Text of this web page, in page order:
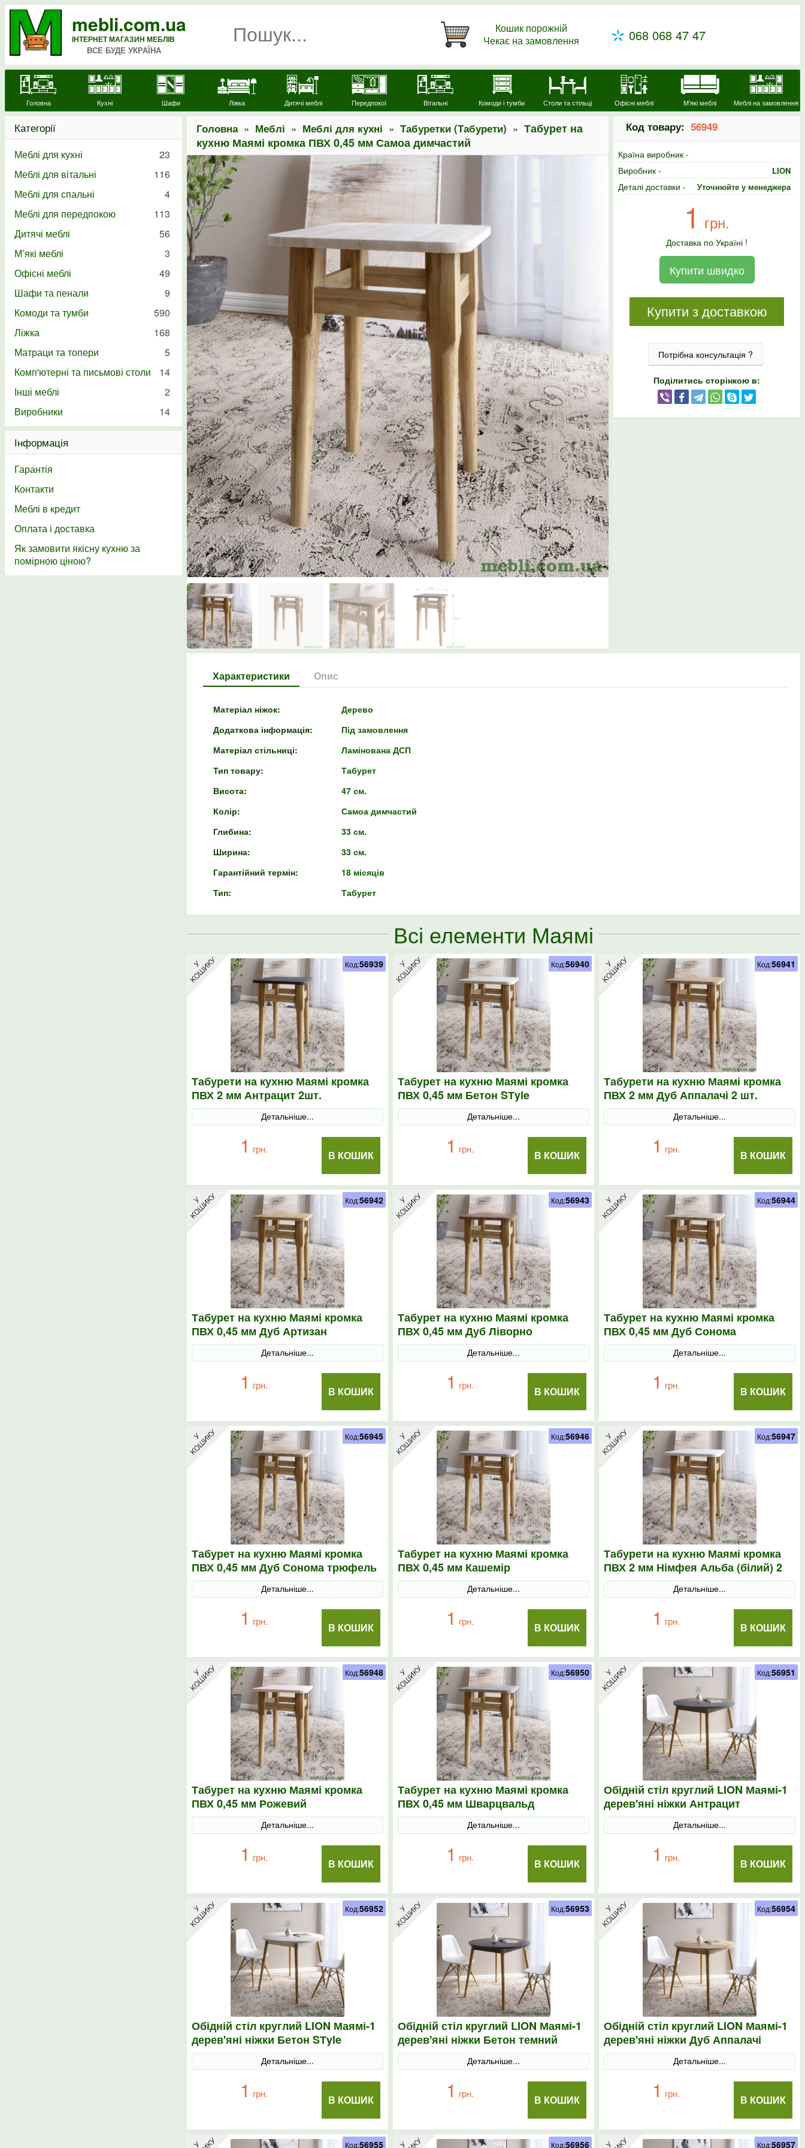
Кошик порожній
Чекає на замовлення
068 068 47 47
mebli.com.ua
ІНТЕРНЕТ МАГАЗИН МЕБЛІВ
ВСЕ БУДЕ УКРАЇНА
Головна Кухні Шафи Ліжка Дитячі меблі Передпокої Вітальні Комоди і тумби Столи та стільці Офісні меблі М'які меблі Меблі на замовлення
Головна» Меблі » Меблі для кухні » Табуретки (Табурети) » Табурет на
кухню Маямі кромка ПВХ 0,45 мм Самоа димчастий
Код товару: 56949
Країна виробник -
Виробник -
LION
Деталі доставки - Уточнюйте у менеджера
1 грн.
Доставка по Україні !
Купити швидко
Купити з доставкою
Потрібна консультація ?
Поділитись сторінкою в:
Характеристики Опис
Матеріал ніжок:
Дерево
Додаткова інформація:
Під замовлення
Матеріал стільниці:
Ламінована ДСП
Тип товару:
Табурет
Висота:
47 см.
Колір:
Самоа димчастий
Глибина:
33 см.
Ширина:
33 см.
Гарантійний термін:
18 місяців
Тип:
Табурет
Всі елементи Маямі
Табурети на кухню Маямі кромка
ПВХ 2 мм Антрацит 2шт.
Детальніше...
В КОШИК
1 грн.
Код:56939
Табурет на кухню Маямі кромка
ПВХ 0,45 мм Бетон SТyle
Детальніше...
В КОШИК
1 грн.
Код:56940
Табурети на кухню Маямі кромка
ПВХ 2 мм Дуб Аппалачі 2 шт.
Детальніше...
В КОШИК
1 грн.
Код:56941
Табурет на кухню Маямі кромка
ПВХ 0,45 мм Дуб Артизан
Детальніше...
В КОШИК
1 грн.
Код:56942
Табурет на кухню Маямі кромка
ПВХ 0,45 мм Дуб Ліворно
Детальніше...
В КОШИК
1 грн.
Код:56943
Табурет на кухню Маямі кромка
ПВХ 0,45 мм Дуб Сонома
Детальніше...
В КОШИК
1 грн.
Код:56944
Табурет на кухню Маямі кромка
ПВХ 0,45 мм Дуб Сонома трюфель
Детальніше...
В КОШИК
1 грн.
Код:56945
Табурет на кухню Маямі кромка
ПВХ 0,45 мм Кашемір
Детальніше...
В КОШИК
1 грн.
Код:56946
Табурети на кухню Маямі кромка
ПВХ 2 мм Німфея Альба (білий) 2
шт.
Детальніше...
В КОШИК
1 грн.
Код:56947
Табурет на кухню Маямі кромка
ПВХ 0,45 мм Рожевий
Детальніше...
В КОШИК
1 грн.
Код:56948
Табурет на кухню Маямі кромка
ПВХ 0,45 мм Шварцвальд
Детальніше...
В КОШИК
1 грн.
Код:56950
Обідній стіл круглий LION Маямі-1
дерев'яні ніжки Антрацит
Детальніше...
В КОШИК
1 грн.
Код:56951
Обідній стіл круглий LION Маямі-1
дерев'яні ніжки Бетон SТyle
Детальніше...
В КОШИК
1 грн.
Код:56952
Обідній стіл круглий LION Маямі-1
дерев'яні ніжки Бетон темний
Детальніше...
В КОШИК
1 грн.
Код:56953
Обідній стіл круглий LION Маямі-1
дерев'яні ніжки Дуб Аппалачі
Детальніше...
В КОШИК
1 грн.
Код:56954
Код:56955 Код:56956 Код:56957
Категорії
Меблі для кухні
23
Меблі для вітальні
116
Меблі для спальні
4
Меблі для передпокою
113
Дитячі меблі
56
М’які меблі
3
Офісні меблі
49
Шафи та пенали
9
Комоди та тумби
590
Ліжка
168
Матраци та топери
5
Комп'ютерні та письмові столи
14
Інші меблі
2
Виробники
14
Інформація
Гарантія
Контакти
Меблі в кредит
Оплата і доставка
Як замовити якісну кухню за
помірною ціною?